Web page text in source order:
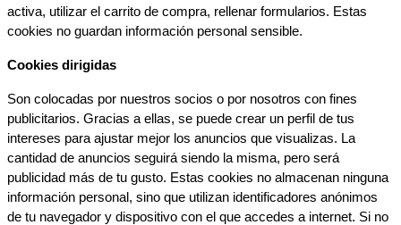
activa, utilizar el carrito de compra, rellenar formularios. Estas
cookies no guardan información personal sensible.
Cookies dirigidas
Son colocadas por nuestros socios o por nosotros con fines
publicitarios. Gracias a ellas, se puede crear un perfil de tus
intereses para ajustar mejor los anuncios que visualizas. La
cantidad de anuncios seguirá siendo la misma, pero será
publicidad más de tu gusto. Estas cookies no almacenan ninguna
información personal, sino que utilizan identificadores anónimos
de tu navegador y dispositivo con el que accedes a internet. Si no